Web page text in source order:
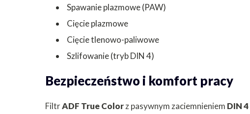
Spawanie plazmowe (PAW)
Cięcie plazmowe
Cięcie tlenowo-paliwowe
Szlifowanie (tryb DIN 4)
Bezpieczeństwo i komfort pracy
FiltrADF True Colorz pasywnym zaciemnieniem DIN 4